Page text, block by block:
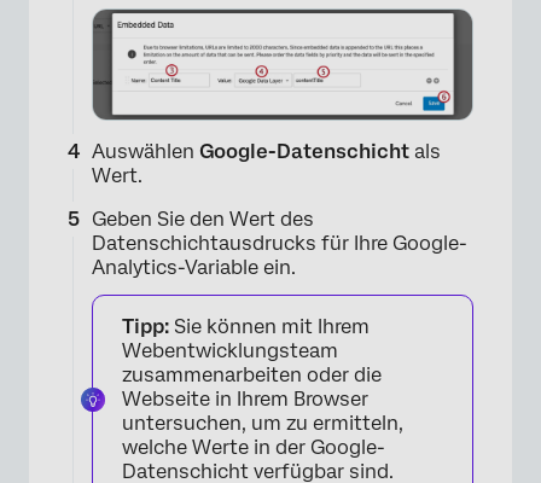
Auswählen Google-Datenschicht als
Wert.
Geben Sie den Wert des
Datenschichtausdrucks für Ihre Google-
Analytics-Variable ein.
Tipp: Sie können mit Ihrem
Webentwicklungsteam
zusammenarbeiten oder die
Webseite in Ihrem Browser
untersuchen, um zu ermitteln,
welche Werte in der Google-
Datenschicht verfügbar sind.